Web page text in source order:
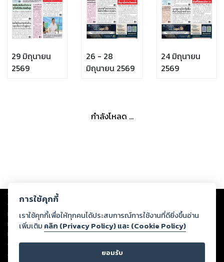
29 มิถุนายน
2569
26 - 28
มิถุนายน 2569
24 มิถุนายน
2569
กำลังโหลด ...
Copyright © 2026
ต่อผลงานหรือเนื้อหาใดที่อัปโหลดผ่านเว็บไซต์และปรากฏว่าละเมิดสิทธิใน
ทรัพย์สินทางปัญญาของบุคคลอื่นหรือขัดต่อกฎหมายและศีลธรรม ดังนั้น ผู้อ่าน
ทุกท่านโปรดใช้วิจารณญาณในการกลั่นกรองด้วยตนเอง และหากท่านพบว่าส่วน
หนึ่งส่วนใดขัดต่อกฎหมายและศีลธรรม กรุณาแจ้งมายังบริษัท เพื่อทีมงานจะได้
ดำเนินการในทันที ทั้งนี้ ทางสตอรี่ล็อกขอสงวนลิขสิทธิ์ตามพระราชบัญญัติ
ลิขสิทธิ์ พ.ศ. 2537 (ฉบับล่าสุด)
การใช้คุกกี้
เราใช้คุกกี้เพื่อให้ทุกคนได้ประสบการณ์การใช้งานที่ดียิ่งขึ้นอ่าน
เพิ่มเติม คลิก (Privacy Policy) และ (Cookie Policy)
ยอมรับ